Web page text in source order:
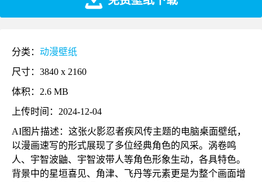
分类： 动漫壁纸
尺寸：3840 x 2160
体积：2.6 MB
上传时间：2024-12-04
AI图片描述：这张火影忍者疾风传主题的电脑桌面壁纸，
以漫画速写的形式展现了多位经典角色的风采。涡卷鸣
人、宇智波鼬、宇智波带人等角色形象生动，各具特色。
背景中的星垣喜见、角津、飞丹等元素更是为整个画面增